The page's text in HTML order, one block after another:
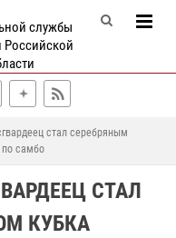
службы
Российской
стал серебряным
самбо
СТАЛ
КУБКА